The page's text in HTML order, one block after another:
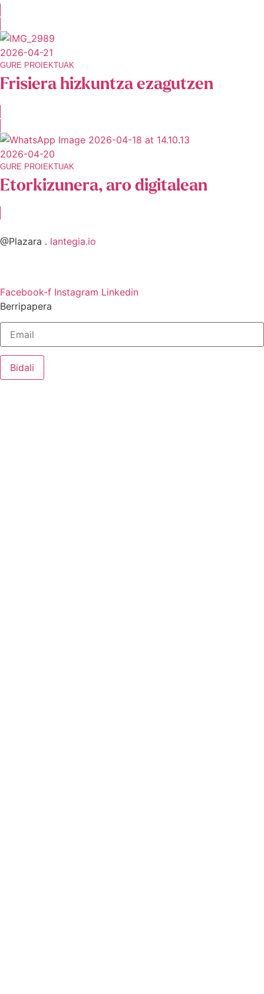
2026-04-21
GURE PROIEKTUAK
Frisiera hizkuntza ezagutzen
2026-04-20
GURE PROIEKTUAK
Etorkizunera, aro digitalean
@Plazara . lantegia.io
Facebook-f Instagram Linkedin
Berripapera